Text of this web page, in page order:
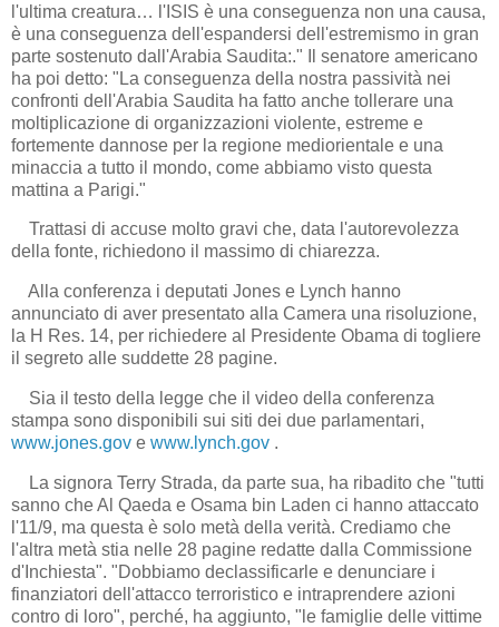
l'ultima creatura… l'ISIS è una conseguenza non una causa,
è una conseguenza dell'espandersi dell'estremismo in gran
parte sostenuto dall'Arabia Saudita:." Il senatore americano
ha poi detto: "La conseguenza della nostra passività nei
confronti dell'Arabia Saudita ha fatto anche tollerare una
moltiplicazione di organizzazioni violente, estreme e
fortemente dannose per la regione mediorientale e una
minaccia a tutto il mondo, come abbiamo visto questa
mattina a Parigi."
Trattasi di accuse molto gravi che, data l'autorevolezza
della fonte, richiedono il massimo di chiarezza.
Alla conferenza i deputati Jones e Lynch hanno
annunciato di aver presentato alla Camera una risoluzione,
la H Res. 14, per richiedere al Presidente Obama di togliere
il segreto alle suddette 28 pagine.
Sia il testo della legge che il video della conferenza
stampa sono disponibili sui siti dei due parlamentari,
www.jones.gov e www.lynch.gov .
La signora Terry Strada, da parte sua, ha ribadito che "tutti
sanno che Al Qaeda e Osama bin Laden ci hanno attaccato
l'11/9, ma questa è solo metà della verità. Crediamo che
l'altra metà stia nelle 28 pagine redatte dalla Commissione
d'Inchiesta". "Dobbiamo declassificarle e denunciare i
finanziatori dell'attacco terroristico e intraprendere azioni
contro di loro", perché, ha aggiunto, "le famiglie delle vittime